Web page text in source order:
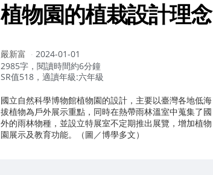
植物園的植栽設計理念
作
者：
嚴新富
2024-01-01
2985字，閱讀時間約6分鐘
SR值518，適讀年級:六年級
國立自然科學博物館植物園的設計，主要以臺灣各地低海
拔植物為戶外展示重點，同時在熱帶雨林溫室中蒐集了國
外的雨林物種，並設立特展室不定期推出展覽，增加植物
園展示及教育功能。（圖／博學多文）